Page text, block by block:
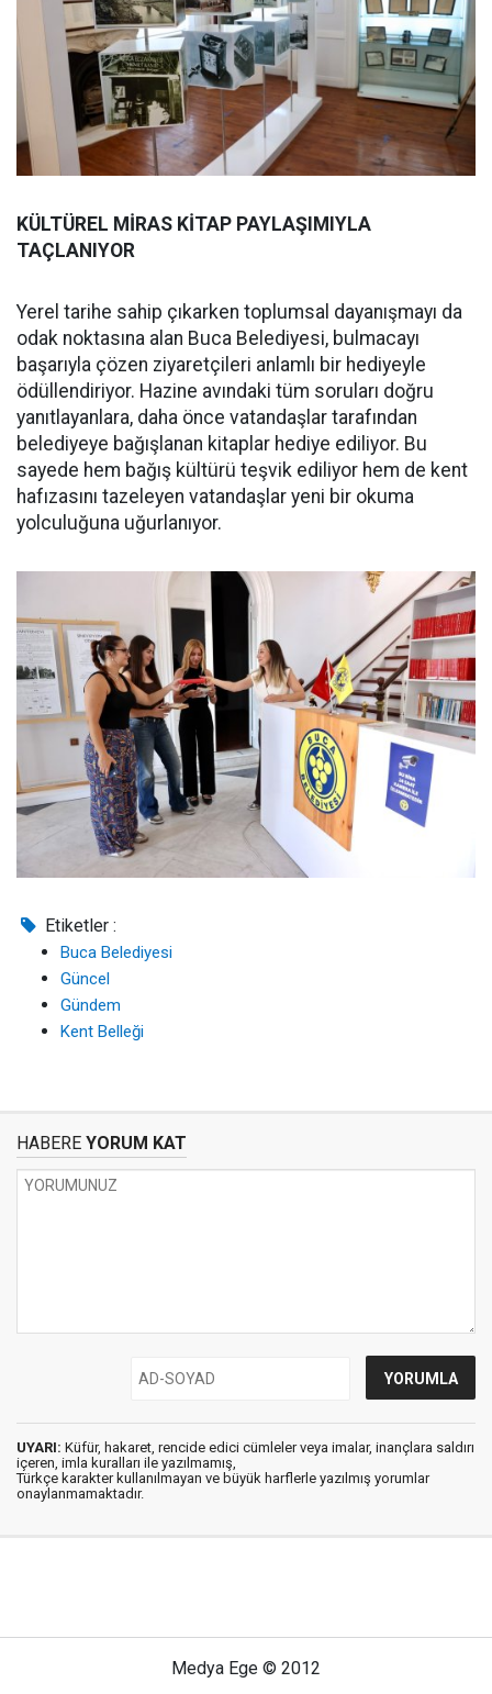
KÜLTÜREL MİRAS KİTAP PAYLAŞIMIYLA
TAÇLANIYOR
Yerel tarihe sahip çıkarken toplumsal dayanışmayı da
odak noktasına alan Buca Belediyesi, bulmacayı
başarıyla çözen ziyaretçileri anlamlı bir hediyeyle
ödüllendiriyor. Hazine avındaki tüm soruları doğru
yanıtlayanlara, daha önce vatandaşlar tarafından
belediyeye bağışlanan kitaplar hediye ediliyor. Bu
sayede hem bağış kültürü teşvik ediliyor hem de kent
hafızasını tazeleyen vatandaşlar yeni bir okuma
yolculuğuna uğurlanıyor.
Etiketler :
Buca Belediyesi
Güncel
Gündem
Kent Belleği
HABERE YORUM KAT
UYARI: Küfür, hakaret, rencide edici cümleler veya imalar, inançlara saldırı
içeren, imla kuralları ile yazılmamış,
Türkçe karakter kullanılmayan ve büyük harflerle yazılmış yorumlar
onaylanmamaktadır.
Medya Ege © 2012